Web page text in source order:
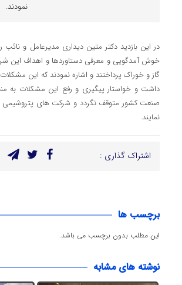
نمودند.
در این بازدید دکتر متین دیداری مدیرعامل و
خوش آمدگویی و معرفی دستاوردها و اهداف این
گاز و خوراک پرداختند و اشاره نمودند که این
داشت و خواستار پیگیری و رفع این مشکلات به
صنعت کشور متوقف نگردد و شرکت های پتروشیمی
نمایند.
اشتراک گذاری :
برچسب ها
این مطلب بدون برچسب می باشد.
نوشته های مشابه